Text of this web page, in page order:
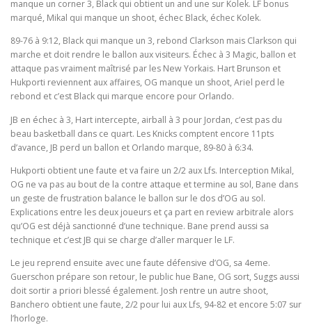
manque un corner 3, Black qui obtient un and une sur Kolek. LF bonus
marqué, Mikal qui manque un shoot, échec Black, échec Kolek.
89-76 à 9:12, Black qui manque un 3, rebond Clarkson mais Clarkson qui
marche et doit rendre le ballon aux visiteurs. Échec à 3 Magic, ballon et
attaque pas vraiment maîtrisé par les New Yorkais. Hart Brunson et
Hukporti reviennent aux affaires, OG manque un shoot, Ariel perd le
rebond et c’est Black qui marque encore pour Orlando.
JB en échec à 3, Hart intercepte, airball à 3 pour Jordan, c’est pas du
beau basketball dans ce quart. Les Knicks comptent encore 11pts
d’avance, JB perd un ballon et Orlando marque, 89-80 à 6:34.
Hukporti obtient une faute et va faire un 2/2 aux Lfs. Interception Mikal,
OG ne va pas au bout de la contre attaque et termine au sol, Bane dans
un geste de frustration balance le ballon sur le dos d’OG au sol.
Explications entre les deux joueurs et ça part en review arbitrale alors
qu’OG est déjà sanctionné d’une technique. Bane prend aussi sa
technique et c’est JB qui se charge d’aller marquer le LF.
Le jeu reprend ensuite avec une faute défensive d’OG, sa 4eme.
Guerschon prépare son retour, le public hue Bane, OG sort, Suggs aussi
doit sortir a priori blessé également. Josh rentre un autre shoot,
Banchero obtient une faute, 2/2 pour lui aux Lfs, 94-82 et encore 5:07 sur
l’horloge.